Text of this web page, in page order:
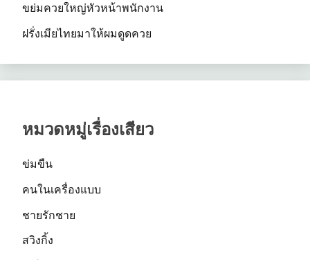
ขย่มควยใหญ่หัวหน้าพนักงาน
ฝรั่งเมียไทยมาให้ผมดูดควย
หมวดหมู่เรื่องเสียว
ข่มขืน
คนในเครื่องแบบ
ชายรักชาย
สวิงกิ้ง